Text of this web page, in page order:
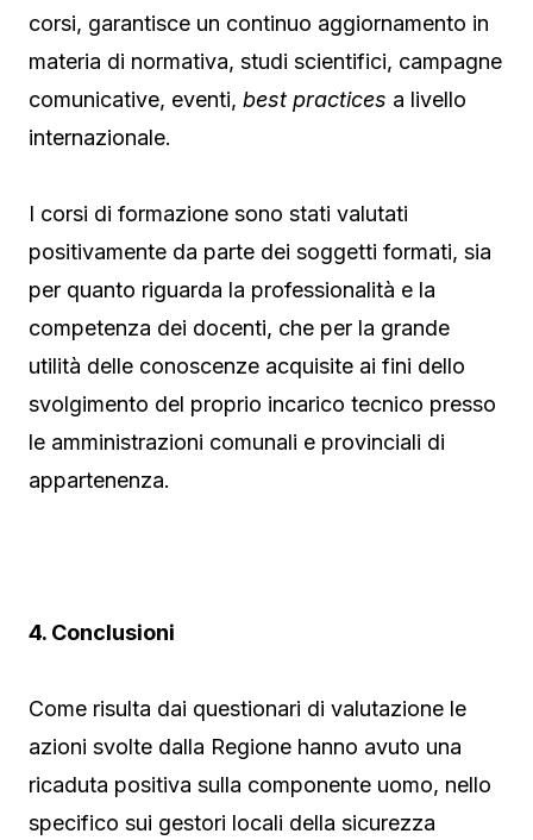
corsi, garantisce un continuo aggiornamento in
materia di normativa, studi scientifici, campagne
comunicative, eventi, best practices a livello
internazionale.
I corsi di formazione sono stati valutati
positivamente da parte dei soggetti formati, sia
per quanto riguarda la professionalità e la
competenza dei docenti, che per la grande
utilità delle conoscenze acquisite ai fini dello
svolgimento del proprio incarico tecnico presso
le amministrazioni comunali e provinciali di
appartenenza.
4. Conclusioni
Come risulta dai questionari di valutazione le
azioni svolte dalla Regione hanno avuto una
ricaduta positiva sulla componente uomo, nello
specifico sui gestori locali della sicurezza